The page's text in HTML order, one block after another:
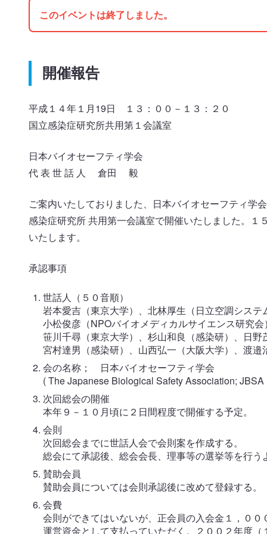
このイベントは終了しました。
開催報告
平成１４年１月19日 １３：００－１３：２０
国立感染症研究所共用第１会議室
日本バイオセーフティ学会
代 表 世 話 人 倉田 毅
ご案内いたしておりました、日本バイオセーフティ学
感染症研究所 共用第一会議室で開催いたしました。
いたします。
承認事項
世話人（５０音順）
岩本愛吉（東京大学）、北林厚生（日立空調シス
小松俊彦（NPOバイオメディカルサイエンス研究
笹川千尋（東京大学）、杉山和良（感染研）、日
宮村達男（感染研）、山西弘一（大阪大学）、渡邉
会の名称； 日本バイオセーフティ学会
( The Japanese Biological Safety Association; JBSA
次回総会の開催
本年９－１０月頃に２日間程度で開催する予定。
会則
次回総会までに世話人会で会則案を作成する。
総会にて承認後、総会会長、理事等の選挙等を行う
賛助会員
賛助会員については会則承認後に改めて登録する。
会費
会則ができてはいないが、正会員の入会金１，０
運営資金として支払っていただく。２００２年度